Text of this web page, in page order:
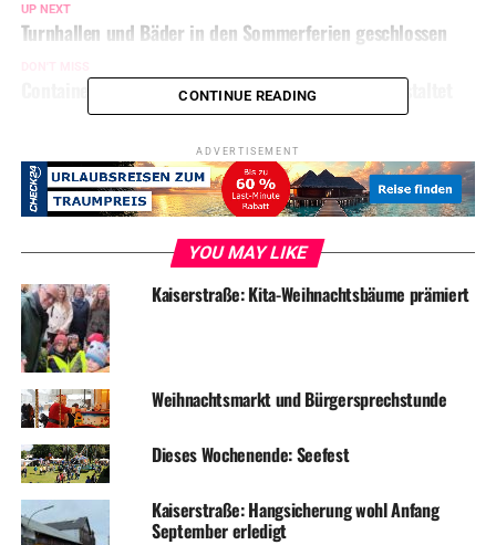
UP NEXT
Turnhallen und Bäder in den Sommerferien geschlossen
Containerstandort an der Gartenstraße wird umgestaltet
CONTINUE READING
ADVERTISEMENT
YOU MAY LIKE
Kaiserstraße: Kita-Weihnachtsbäume prämiert
Weihnachtsmarkt und Bürgersprechstunde
Dieses Wochenende: Seefest
Kaiserstraße: Hangsicherung wohl Anfang
September erledigt